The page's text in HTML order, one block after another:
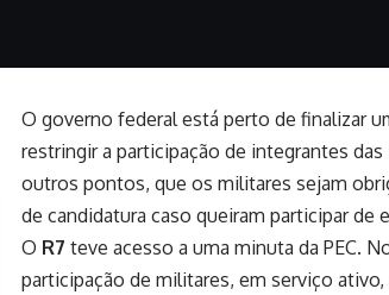
O governo federal está perto de finalizar
restringir a participação de integrantes
outros pontos, que os militares sejam
de candidatura caso queiram participar de
O R7 teve acesso a uma minuta da PEC.
participação de militares, em serviço